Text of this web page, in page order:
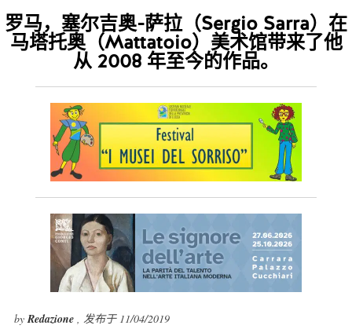
罗马，塞尔吉奥-萨拉（Sergio Sarra）在
马塔托奥（Mattatoio）美术馆带来了他
从 2008 年至今的作品。
byRedazione , 发布于 11/04/2019